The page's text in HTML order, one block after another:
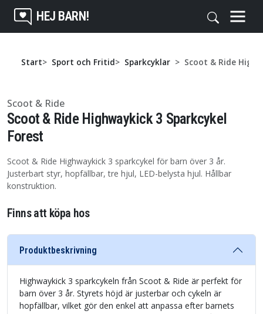
HEJ BARN!
Start Sport och Fritid Sparkcyklar Scoot & Ride
Scoot & Ride
Scoot & Ride Highwaykick 3 Sparkcykel
Forest
Scoot & Ride Highwaykick 3 sparkcykel för barn över 3 år.
Justerbart styr, hopfällbar, tre hjul, LED-belysta hjul. Hållbar
konstruktion.
Finns att köpa hos
Produktbeskrivning
Highwaykick 3 sparkcykeln från Scoot & Ride är perfekt för
barn över 3 år. Styrets höjd är justerbar och cykeln är
hopfällbar, vilket gör den enkel att anpassa efter barnets